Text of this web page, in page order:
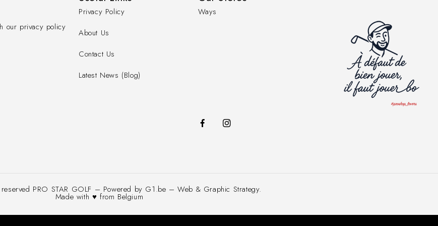
our privacy policy
Privacy Policy
About Us
Contact Us
Latest News (Blog)
Ways
PRO STAR GOLF – Powered by G1.be – Web & Graphic Strategy.
Made with ♥ from Belgium